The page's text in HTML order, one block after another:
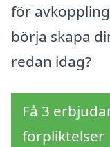
för
börja skapa
redan idag?
Få 3
förpliktelser